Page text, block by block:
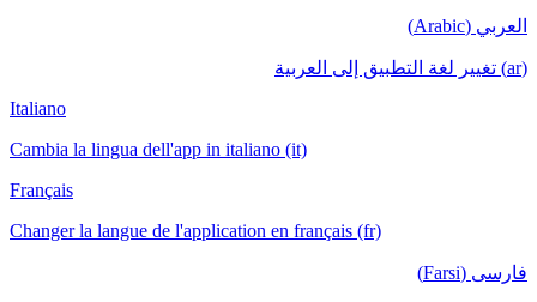
العربي (Arabic)
(ar) تغيير لغة التطبيق إلى العربية
Italiano
Cambia la lingua dell'app in italiano (it)
Français
Changer la langue de l'application en français (fr)
فارسی (Farsi)